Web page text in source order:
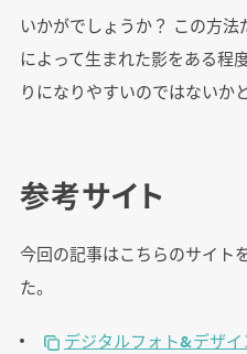
いかがでしょうか？ この方
によって生まれた影をある程
りになりやすいのではないか
参考サイト
今回の記事はこちらのサイト
た。
デジタルフォト&デザ